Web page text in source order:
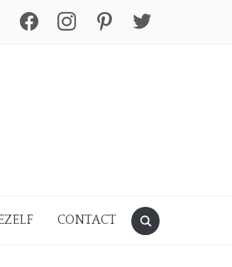
facebook instagram pinterest twitter
CONTACT